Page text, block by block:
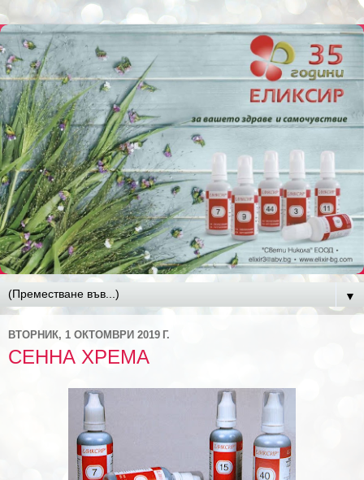
▼
ВТОРНИК, 1 ОКТОМВРИ 2019 Г.
СЕННА ХРЕМА